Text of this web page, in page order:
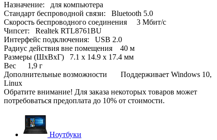
Назначение: для компьютера
Стандарт беспроводной связи: Bluetooth 5.0
Скорость беспроводного соединения 3 Мбит/с
Чипсет: Realtek RTL8761BU
Интерфейс подключения: USB 2.0
Радиус действия вне помещения 40 м
Размеры (ШxВxГ) 7.1 x 14.9 x 17.4 мм
Вес 1,9 г
Дополнительные возможности Поддерживает Windows 10,
Linux
Обратите внимание! Для заказа некоторых товаров может
потребоваться предоплата до 10% от стоимости.
Ноутбуки